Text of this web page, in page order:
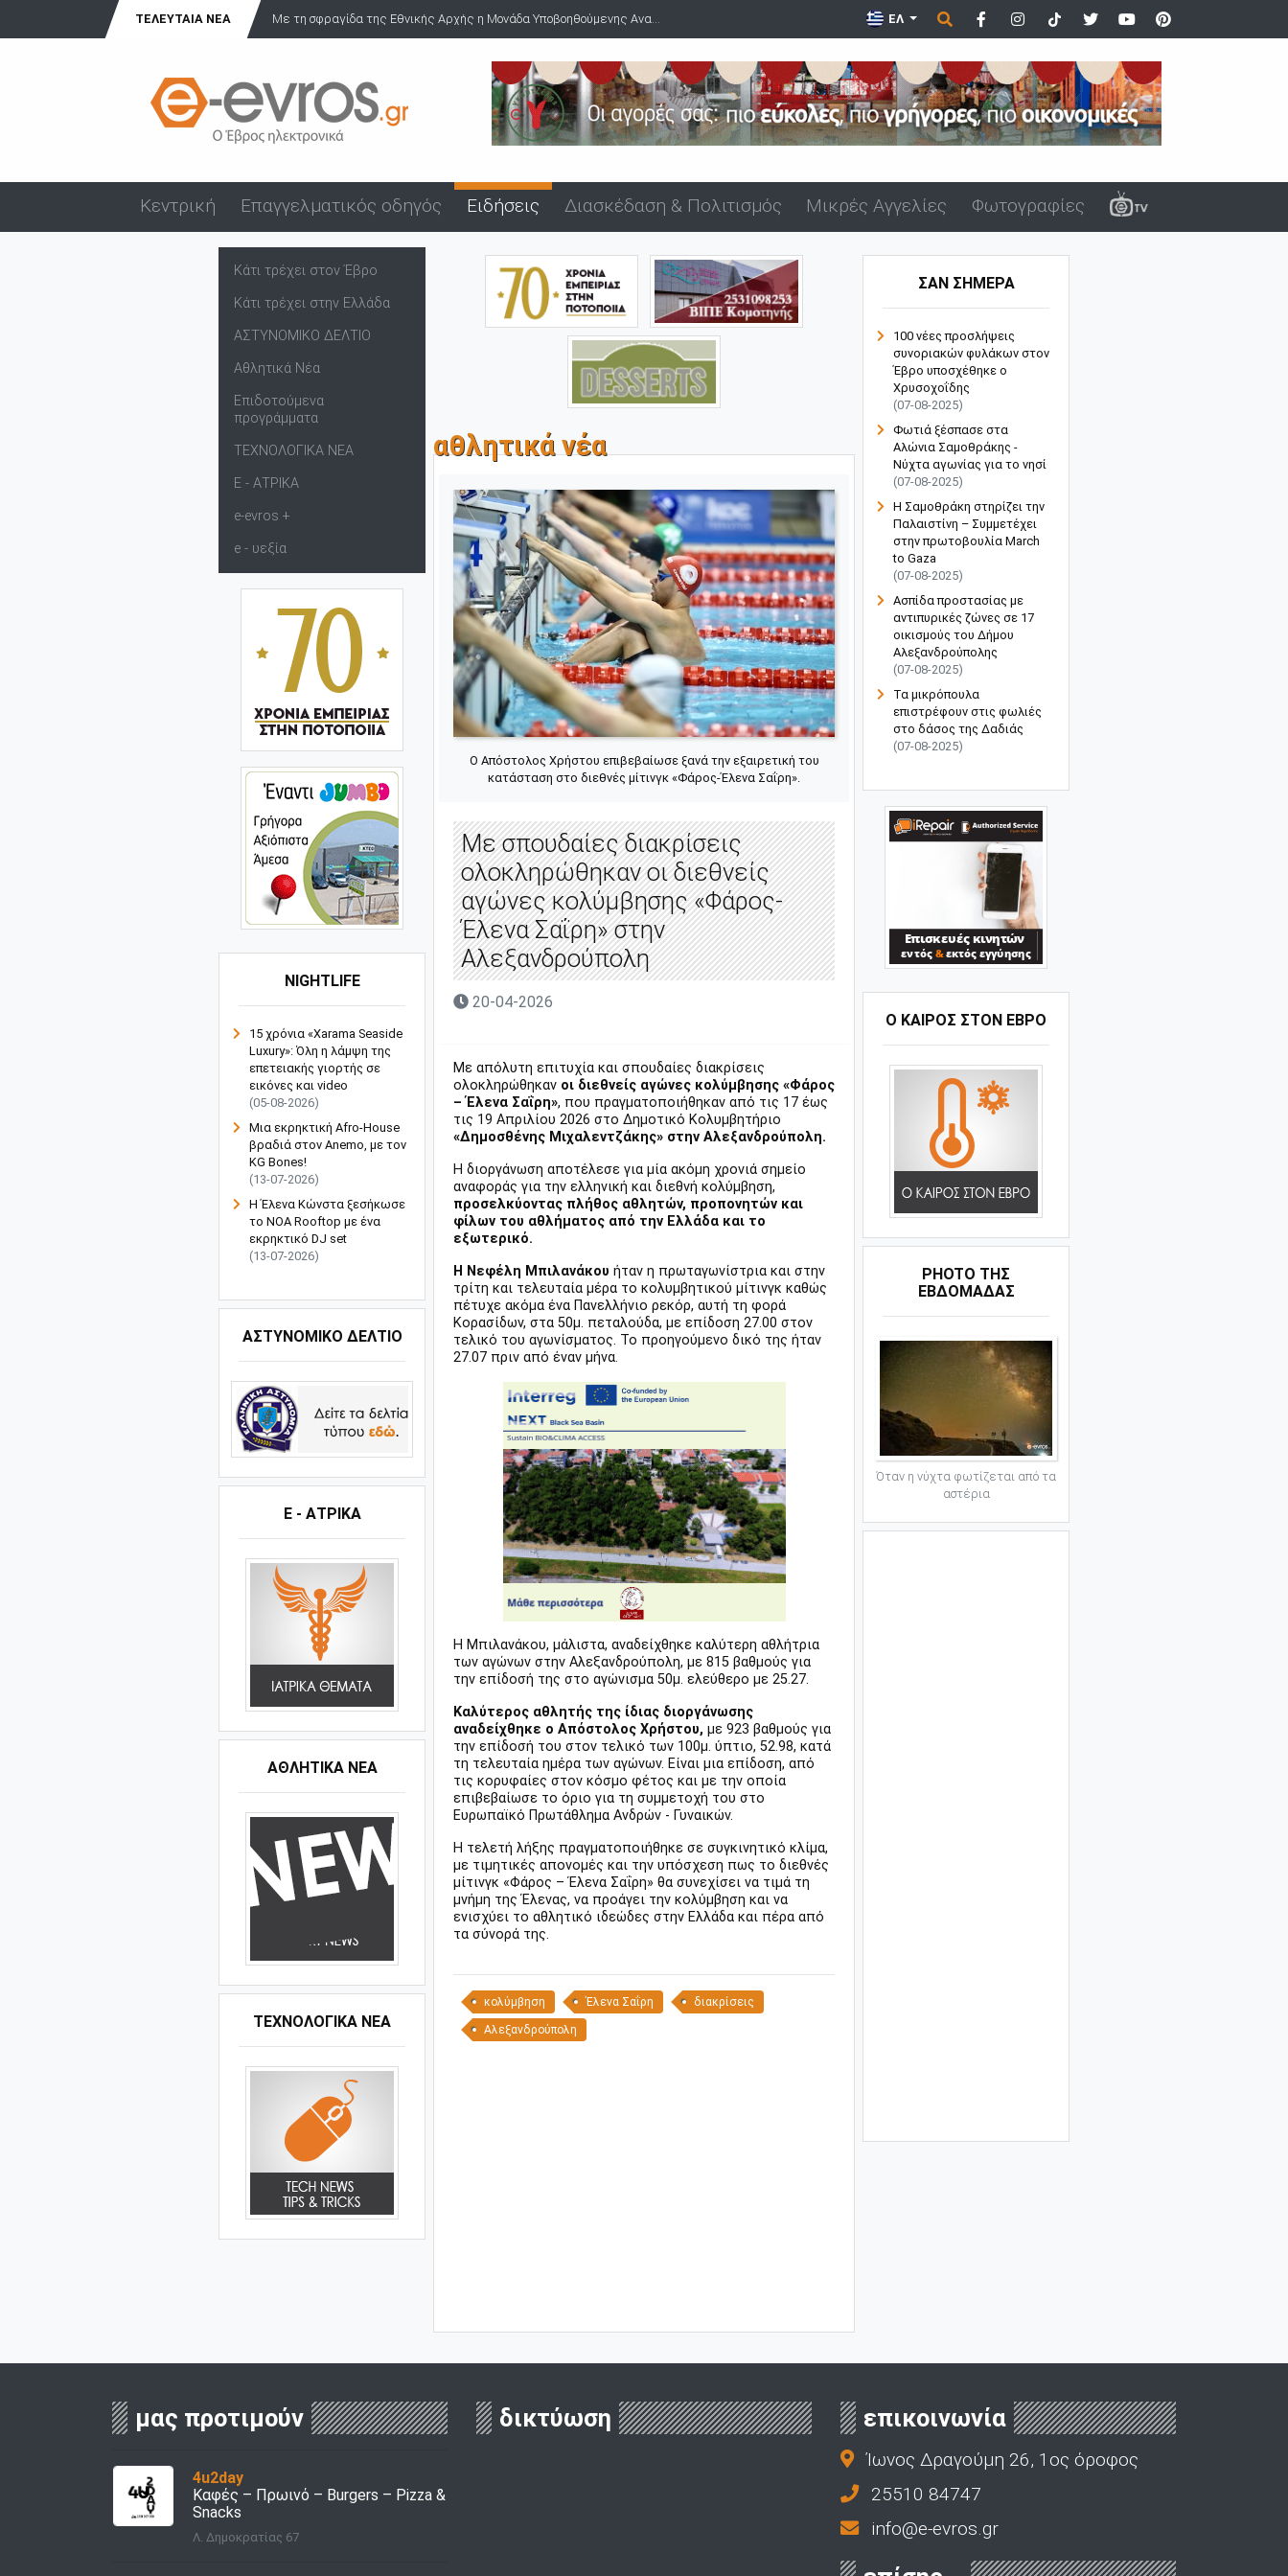
ΤΕΛΕΥΤΑΊΑ ΝΈΑ Με τη σφραγίδα της Εθνικής Αρχής η Μονάδα Υποβοηθούμενης Ανα... ΕΛ
Κεντρική Επαγγελματικός οδηγός Ειδήσεις Διασκέδαση & Πολιτισμός Μικρές Αγγελίες Φωτογραφίες
Κάτι τρέχει στον Έβρο
Κάτι τρέχει στην Ελλάδα
ΑΣΤΥΝΟΜΙΚΟ ΔΕΛΤΙΟ
Αθλητικά Νέα
Επιδοτούμενα
προγράμματα
ΤΕΧΝΟΛΟΓΙΚΑ ΝΕΑ
Ε - ΑΤΡΙΚΑ
e-evros +
e - υεξία
NIGHTLIFE
15 χρόνια «Xarama Seaside
Luxury»: Όλη η λάμψη της
επετειακής γιορτής σε
εικόνες και video
(05-08-2026)
Μια εκρηκτική Afro-House
βραδιά στον Anemo, με τον
KG Bones!
(13-07-2026)
Η Έλενα Κώνστα ξεσήκωσε
το NOA Rooftop με ένα
εκρηκτικό DJ set
(13-07-2026)
ΑΣΤΥΝΟΜΙΚΟ ΔΕΛΤΙΟ
Ε - ΑΤΡΙΚΑ
ΑΘΛΗΤΙΚΆ ΝΈΑ
ΤΕΧΝΟΛΟΓΙΚΑ ΝΕΑ
αθλητικά νέα
Ο Απόστολος Χρήστου επιβεβαίωσε ξανά την εξαιρετική του
κατάσταση στο διεθνές μίτινγκ «Φάρος-Έλενα Σαΐρη».
Με σπουδαίες διακρίσεις
ολοκληρώθηκαν οι διεθνείς
αγώνες κολύμβησης «Φάρος-
Έλενα Σαΐρη» στην
Αλεξανδρούπολη
20-04-2026
Με απόλυτη επιτυχία και σπουδαίες διακρίσεις
ολοκληρώθηκαν οι διεθνείς αγώνες κολύμβησης «Φάρος
– Έλενα Σαΐρη», που πραγματοποιήθηκαν από τις 17 έως
τις 19 Απριλίου 2026 στο Δημοτικό Κολυμβητήριο
«Δημοσθένης Μιχαλεντζάκης» στην Αλεξανδρούπολη.
Η διοργάνωση αποτέλεσε για μία ακόμη χρονιά σημείο
αναφοράς για την ελληνική και διεθνή κολύμβηση,
προσελκύοντας πλήθος αθλητών, προπονητών και
φίλων του αθλήματος από την Ελλάδα και το
εξωτερικό.
Η Νεφέλη Μπιλανάκου ήταν η πρωταγωνίστρια και στην
τρίτη και τελευταία μέρα το κολυμβητικού μίτινγκ καθώς
πέτυχε ακόμα ένα Πανελλήνιο ρεκόρ, αυτή τη φορά
Κορασίδων, στα 50μ. πεταλούδα, με επίδοση 27.00 στον
τελικό του αγωνίσματος. Το προηγούμενο δικό της ήταν
27.07 πριν από έναν μήνα.
Η Μπιλανάκου, μάλιστα, αναδείχθηκε καλύτερη αθλήτρια
των αγώνων στην Αλεξανδρούπολη, με 815 βαθμούς για
την επίδοσή της στο αγώνισμα 50μ. ελεύθερο με 25.27.
Καλύτερος αθλητής της ίδιας διοργάνωσης
αναδείχθηκε ο Απόστολος Χρήστου, με 923 βαθμούς για
την επίδοσή του στον τελικό των 100μ. ύπτιο, 52.98, κατά
τη τελευταία ημέρα των αγώνων. Είναι μια επίδοση, από
τις κορυφαίες στον κόσμο φέτος και με την οποία
επιβεβαίωσε το όριο για τη συμμετοχή του στο
Ευρωπαϊκό Πρωτάθλημα Ανδρών - Γυναικών.
Η τελετή λήξης πραγματοποιήθηκε σε συγκινητικό κλίμα,
με τιμητικές απονομές και την υπόσχεση πως το διεθνές
μίτινγκ «Φάρος – Έλενα Σαΐρη» θα συνεχίσει να τιμά τη
μνήμη της Έλενας, να προάγει την κολύμβηση και να
ενισχύει το αθλητικό ιδεώδες στην Ελλάδα και πέρα από
τα σύνορά της.
κολύμβηση Έλενα Σαΐρη διακρίσεις
Αλεξανδρούπολη
ΣΑΝ ΣΗΜΕΡΑ
100 νέες προσλήψεις
συνοριακών φυλάκων στον
Έβρο υποσχέθηκε ο
Χρυσοχοΐδης
(07-08-2025)
Φωτιά ξέσπασε στα
Αλώνια Σαμοθράκης -
Νύχτα αγωνίας για το νησί
(07-08-2025)
Η Σαμοθράκη στηρίζει την
Παλαιστίνη – Συμμετέχει
στην πρωτοβουλία March
to Gaza
(07-08-2025)
Ασπίδα προστασίας με
αντιπυρικές ζώνες σε 17
οικισμούς του Δήμου
Αλεξανδρούπολης
(07-08-2025)
Τα μικρόπουλα
επιστρέφουν στις φωλιές
στο δάσος της Δαδιάς
(07-08-2025)
Ο ΚΑΙΡΟΣ ΣΤΟΝ ΕΒΡΟ
PHOTO ΤΗΣ
ΕΒΔΟΜΑΔΑΣ
Όταν η νύχτα φωτίζεται από τα
αστέρια
μας προτιμούν
4u2day
Καφές – Πρωινό – Burgers – Pizza &
Snacks
Λ. Δημοκρατίας 67
δικτύωση επικοινωνία
Ίωνος Δραγούμη 26, 1ος όροφος
25510 84747
info@e-evros.gr